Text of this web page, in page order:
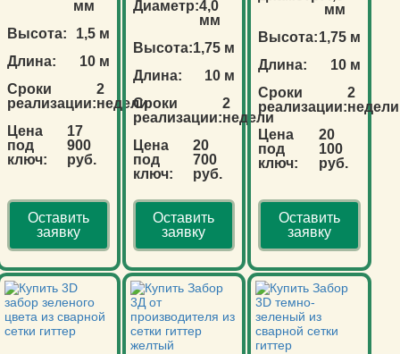
мм
Высота:
1,5 м
Длина:
10 м
Сроки
реализации:
2
недели
Цена
под
ключ:
17
900
руб.
Оставить
заявку
Диаметр:4,0
мм
Высота:1,75 м
Длина:
10 м
Сроки
реализации:
2
недели
Цена
под
ключ:
20
700
руб.
Оставить
заявку
мм
Высота:1,75 м
Длина:
10 м
Сроки
реализации:
2
недели
Цена
под
ключ:
20
100
руб.
Оставить
заявку